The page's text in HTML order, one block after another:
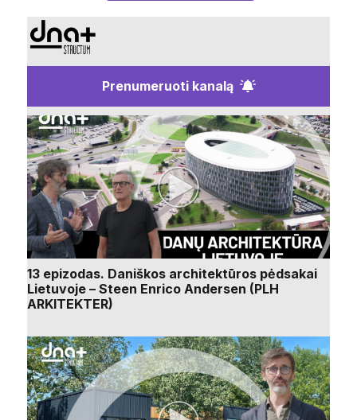
Prenumeruoti kanalą
13 epizodas. Daniškos architektūros pėdsakai
Lietuvoje – Steen Enrico Andersen (PLH
ARKITEKTER)